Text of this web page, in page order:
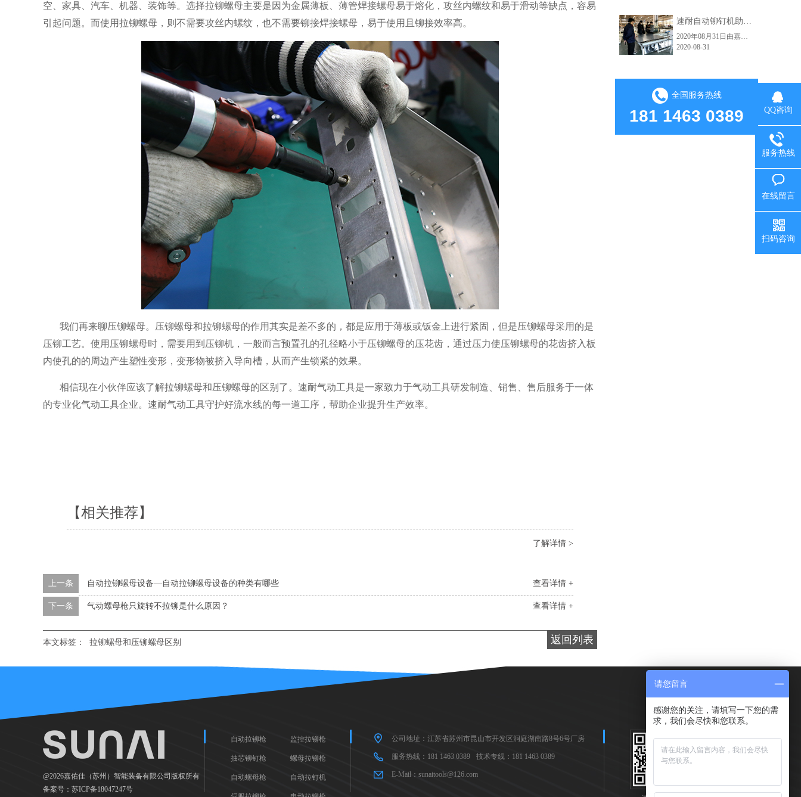
空、家具、汽车、机器、装饰等。选择拉铆螺母主要是因为金属薄板、薄管焊接螺母易于熔化，攻丝内螺纹和易于滑动等缺点，容易
引起问题。而使用拉铆螺母，则不需要攻丝内螺纹，也不需要铆接焊接螺母，易于使用且铆接效率高。
我们再来聊压铆螺母。压铆螺母和拉铆螺母的作用其实是差不多的，都是应用于薄板或钣金上进行紧固，但是压铆螺母采用的是
压铆工艺。使用压铆螺母时，需要用到压铆机，一般而言预置孔的孔径略小于压铆螺母的压花齿，通过压力使压铆螺母的花齿挤入板
内使孔的的周边产生塑性变形，变形物被挤入导向槽，从而产生锁紧的效果。
相信现在小伙伴应该了解拉铆螺母和压铆螺母的区别了。速耐气动工具是一家致力于气动工具研发制造、销售、售后服务于一体
的专业化气动工具企业。速耐气动工具守护好流水线的每一道工序，帮助企业提升生产效率。
【相关推荐】
了解详情 >
查看详情 +
上一条 自动拉铆螺母设备—自动拉铆螺母设备的种类有哪些
查看详情 +
下一条 气动螺母枪只旋转不拉铆是什么原因？
返回列表
本文标签： 拉铆螺母和压铆螺母区别
2020年08月31日由嘉佑佳设计的自动拉钉机顺利交付给海宁市红狮电梯装饰有限公司使用。嘉佑佳负责人范经理现场亲自指导并演示操作流程，红狮电梯吴总经理及相关负责人到现场学习，下图为交货试机现场。速耐自动拉钉机高效的应用：因其技术的大幅提升，使得人和工具在保证了绝对安全的前提下大大提高生产效益了。从而实......
2020-08-31
全国服务热线
181 1463 0389
@2026嘉佑佳（苏州）智能装备有限公司版权所有
备案号： 苏ICP备18047247号
自动拉铆枪 监控拉铆枪
抽芯铆钉枪 螺母拉铆枪
自动螺母枪 自动拉钉机
公司地址：江苏省苏州市昆山市开发区洞庭湖南路8号6号厂房
服务热线：181 1463 0389 技术专线：181 1463 0389
E-Mail：sunaitools@126.com
QQ咨询
服务热线
在线留言
扫码咨询
请您留言
感谢您的关注，请填写一下您的需
求，我们会尽快和您联系。